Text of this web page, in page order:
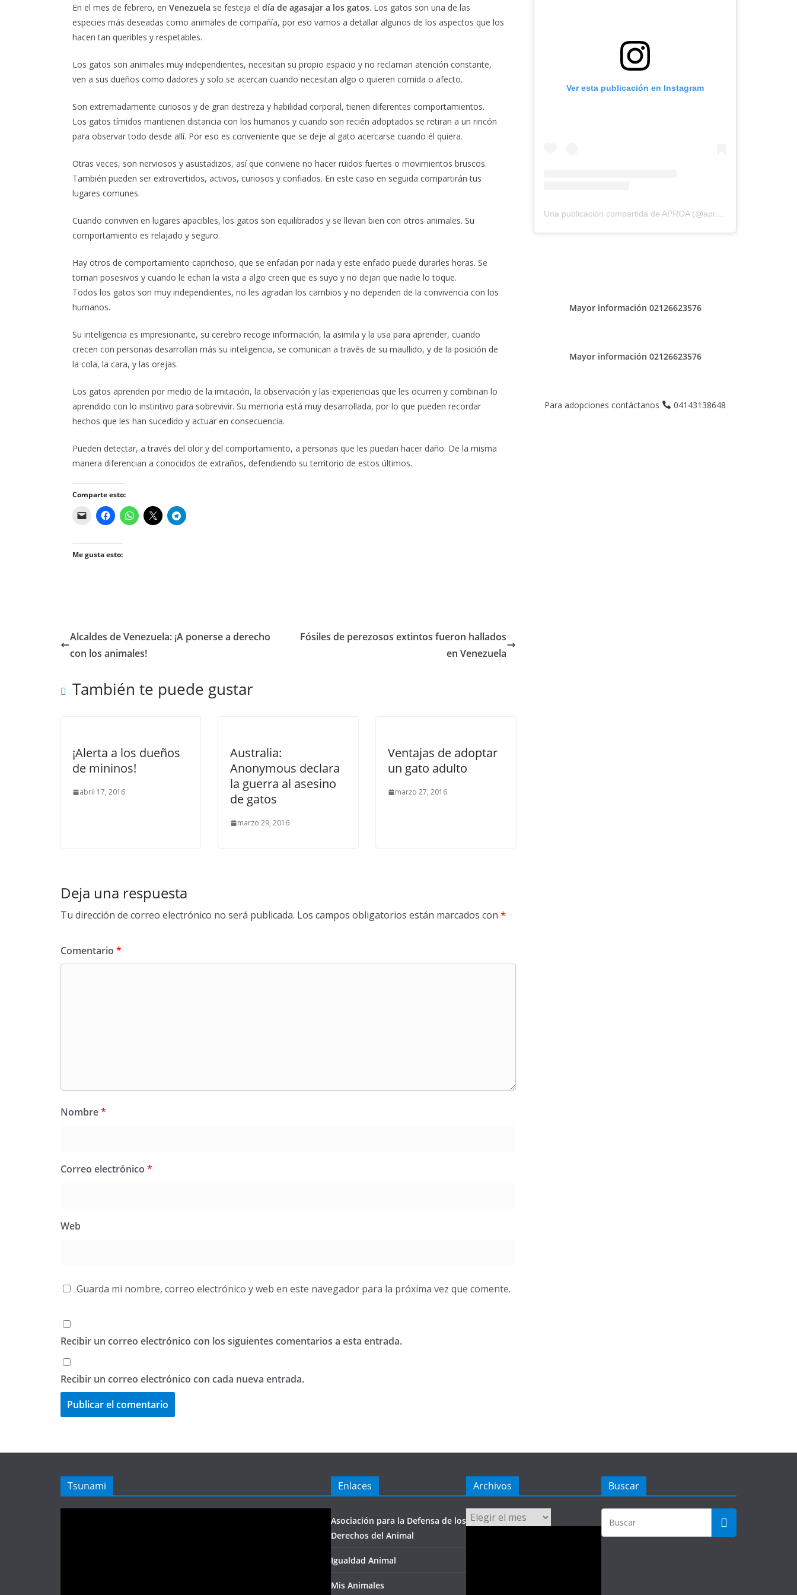
En el mes de febrero, en Venezuela se festeja el día de agasajar a los gatos. Los gatos son una de las
especies más deseadas como animales de compañía, por eso vamos a detallar algunos de los aspectos que los
hacen tan queribles y respetables.
Los gatos son animales muy independientes, necesitan su propio espacio y no reclaman atención constante,
ven a sus dueños como dadores y solo se acercan cuando necesitan algo o quieren comida o afecto.
Son extremadamente curiosos y de gran destreza y habilidad corporal, tienen diferentes comportamientos.
Los gatos tímidos mantienen distancia con los humanos y cuando son recién adoptados se retiran a un rincón
para observar todo desde allí. Por eso es conveniente que se deje al gato acercarse cuando él quiera.
Otras veces, son nerviosos y asustadizos, así que conviene no hacer ruidos fuertes o movimientos bruscos.
También pueden ser extrovertidos, activos, curiosos y confiados. En este caso en seguida compartirán tus
lugares comunes.
Cuando conviven en lugares apacibles, los gatos son equilibrados y se llevan bien con otros animales. Su
comportamiento es relajado y seguro.
Hay otros de comportamiento caprichoso, que se enfadan por nada y este enfado puede durarles horas. Se
tornan posesivos y cuando le echan la vista a algo creen que es suyo y no dejan que nadie lo toque.
Todos los gatos son muy independientes, no les agradan los cambios y no dependen de la convivencia con los
humanos.
Su inteligencia es impresionante, su cerebro recoge información, la asimila y la usa para aprender, cuando
crecen con personas desarrollan más su inteligencia, se comunican a través de su maullido, y de la posición de
la cola, la cara, y las orejas.
Los gatos aprenden por medio de la imitación, la observación y las experiencias que les ocurren y combinan lo
aprendido con lo instintivo para sobrevivir. Su memoria está muy desarrollada, por lo que pueden recordar
hechos que les han sucedido y actuar en consecuencia.
Pueden detectar, a través del olor y del comportamiento, a personas que les puedan hacer daño. De la misma
manera diferencian a conocidos de extraños, defendiendo su territorio de estos últimos.
Comparte esto:
Me gusta esto:
Alcaldes de Venezuela: ¡A ponerse a derecho
con los animales!
Fósiles de perezosos extintos fueron hallados
en Venezuela
También te puede gustar
¡Alerta a los dueños
de mininos!
abril 17, 2016
Australia:
Anonymous declara
la guerra al asesino
de gatos
marzo 29, 2016
Ventajas de adoptar
un gato adulto
marzo 27, 2016
Deja una respuesta
Tu dirección de correo electrónico no será publicada. Los campos obligatorios están marcados con *
Comentario *
Nombre*
Correo electrónico *
Web
Guarda mi nombre, correo electrónico y web en este navegador para la próxima vez que comente.
Recibir un correo electrónico con los siguientes comentarios a esta entrada.
Recibir un correo electrónico con cada nueva entrada.
Ver esta publicación en Instagram
Una publicación compartida de APROA (@aproavzla)
Mayor información 02126623576
Mayor información 02126623576
Para adopciones contáctanos 04143138648
Tsunami Enlaces
Asociación para la Defensa de los
Derechos del Animal
Igualdad Animal
Mis Animales
Archivos
Archivos
Buscar